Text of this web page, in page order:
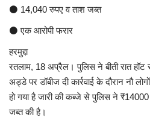
रेलवे
शख्सियत
मनोरंजन
धर्म-संस्कृति
⚫ 14,040 रुपए व ताश जब्त
⚫ एक आरोपी फरार
हरमुद्दा
रतलाम, 18 अप्रैल। पुलिस ने बीती रात हॉट
अड्डे पर डॉबीज दी कार्रवाई के दौरान नौ
हो गया है जारी की कब्जे से पुलिस ने
जब्त की है।